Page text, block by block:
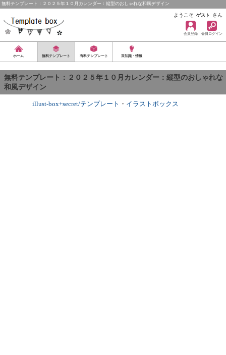
無料テンプレート：２０２５年１０月カレンダー：縦型のおしゃれな和風デザイン
ようこそ ゲスト さん
会員登録 会員ログイン
ホーム 無料テンプレート 有料テンプレート 豆知識・情報
無料テンプレート：２０２５年１０月カレンダー：縦型のおしゃれな
和風デザイン
illust-box+secret/テンプレート ・ イラストボックス